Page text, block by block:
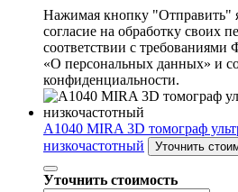
Нажимая кнопку "Отправить"
согласие на обработку своих
соответствии с
«О персональных данных» и
конфиденциальности.
A1040 MIRA 3D томограф
низкочастотный
Уточнить
Уточнить стоимость